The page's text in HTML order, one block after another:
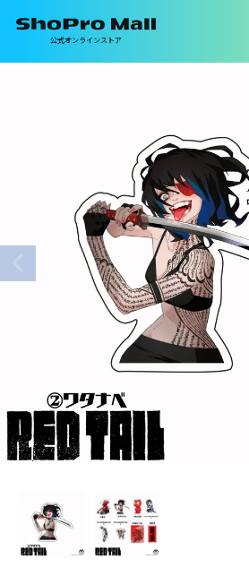
公式オンラインストア